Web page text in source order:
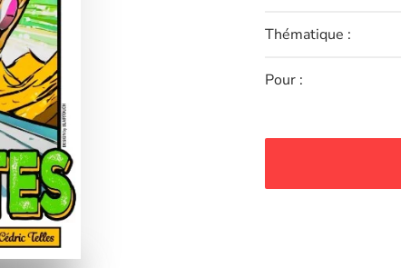
Thématique :
Pour :